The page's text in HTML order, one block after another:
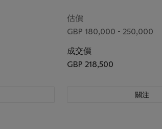
估價
GBP 180,000 - 250,000
成交價
GBP 218,500
關注